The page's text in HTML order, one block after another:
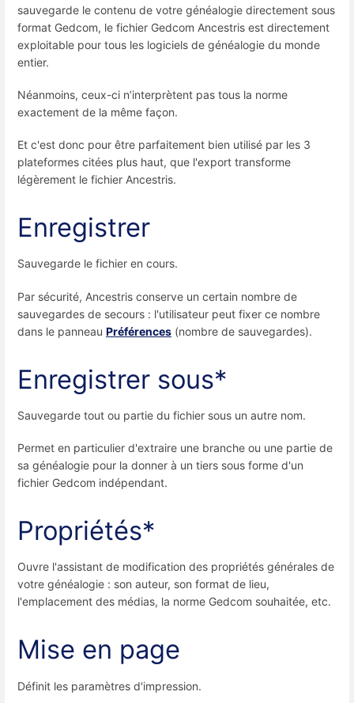
sauvegarde le contenu de votre généalogie directement sous
format Gedcom, le fichier Gedcom Ancestris est directement
exploitable pour tous les logiciels de généalogie du monde
entier.
Néanmoins, ceux-ci n’interprètent pas tous la norme
exactement de la même façon.
Et c'est donc pour être parfaitement bien utilisé par les 3
plateformes citées plus haut, que l'export transforme
légèrement le fichier Ancestris.
Enregistrer
Sauvegarde le fichier en cours.
Par sécurité, Ancestris conserve un certain nombre de
sauvegardes de secours : l'utilisateur peut fixer ce nombre
dans le panneau Préférences (nombre de sauvegardes).
Enregistrer sous*
Sauvegarde tout ou partie du fichier sous un autre nom.
Permet en particulier d'extraire une branche ou une partie de
sa généalogie pour la donner à un tiers sous forme d'un
fichier Gedcom indépendant.
Propriétés*
Ouvre l'assistant de modification des propriétés générales de
votre généalogie : son auteur, son format de lieu,
l'emplacement des médias, la norme Gedcom souhaitée, etc.
Mise en page
Définit les paramètres d'impression.